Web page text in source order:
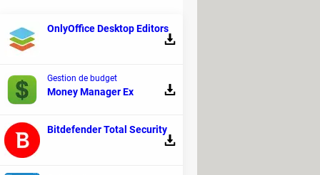
- Il fait pourtant gagner
sur votre PC avant de trouver la
entre vos deux tâches principales.
OnlyOffice Desktop Editors
Gestion de budget
Money Manager Ex
Bitdefender Total Security